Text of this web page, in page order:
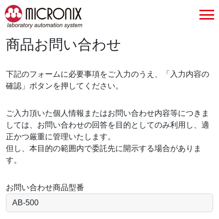
商品お問い合わせ
下記のフォームに必要事項をご入力のうえ、「入力内容の
確認」ボタンを押してください。
ご入力頂いた個人情報またはお問い合わせ内容等につきま
しては、お問い合わせの回答を目的としてのみ利用し、適
正かつ厳重に管理いたします。
但し、本目的の範囲内で委託先に開示する場合がありま
す。
お問い合わせ商品型番